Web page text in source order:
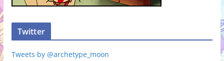
Twitter
Tweets by @archetype_moon